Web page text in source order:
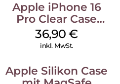
Apple iPhone 16
Pro Clear Case
MagSafe
Transparent
36,90€
inkl. MwSt.
Apple Silikon Case